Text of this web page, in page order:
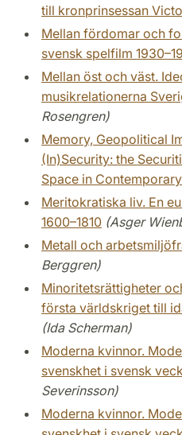
till kronprinsessan
Mellan fördomar och
svensk spelfilm
Mellan öst och väst.
musikrelationerna
Rosengren)
Memory, Geopolitical
(In)Security: the
Space in
Meritokratiska liv. En
1600–1810 (Asger
Metall och
Berggren)
Minoritetsrättigheter
första världskriget till
(Ida Scherman)
Moderna kvinnor.
svenskhet i svensk
Severinsson)
Moderna kvinnor.